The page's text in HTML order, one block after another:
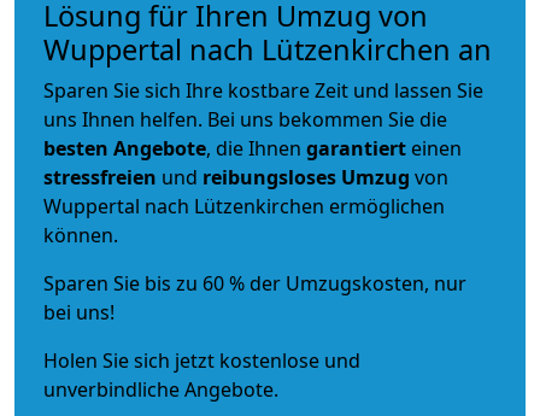
Lösung für Ihren Umzug von
Wuppertal nach Lützenkirchen an
Sparen Sie sich Ihre kostbare Zeit und lassen Sie
uns Ihnen helfen. Bei uns bekommen Sie die
besten Angebote, die Ihnen garantiert einen
stressfreien und reibungsloses Umzug von
Wuppertal nach Lützenkirchen ermöglichen
können.
Sparen Sie bis zu 60 % der Umzugskosten, nur
bei uns!
Holen Sie sich jetzt kostenlose und
unverbindliche Angebote.